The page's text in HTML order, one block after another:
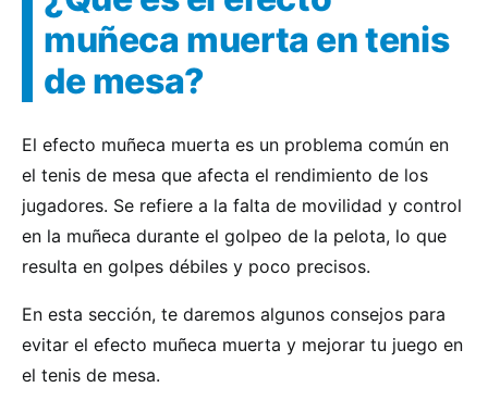
muñeca muerta en tenis
de mesa?
El efecto muñeca muerta es un problema común en
el tenis de mesa que afecta el rendimiento de los
jugadores. Se refiere a la falta de movilidad y control
en la muñeca durante el golpeo de la pelota, lo que
resulta en golpes débiles y poco precisos.
En esta sección, te daremos algunos consejos para
evitar el efecto muñeca muerta y mejorar tu juego en
el tenis de mesa.